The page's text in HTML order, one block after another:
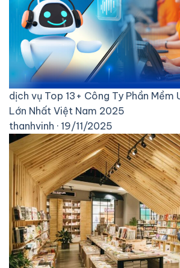
dịch vụ Top 13+ Công Ty Phần Mềm
Lớn Nhất Việt Nam 2025
thanhvinh · 19/11/2025